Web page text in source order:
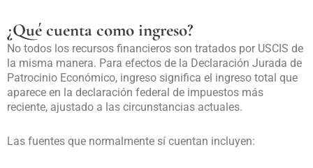
¿Qué cuenta como ingreso?
No todos los recursos financieros son tratados por USCIS de
la misma manera. Para efectos de la Declaración Jurada de
Patrocinio Económico, ingreso significa el ingreso total que
aparece en la declaración federal de impuestos más
reciente, ajustado a las circunstancias actuales.
Las fuentes que normalmente sí cuentan incluyen: